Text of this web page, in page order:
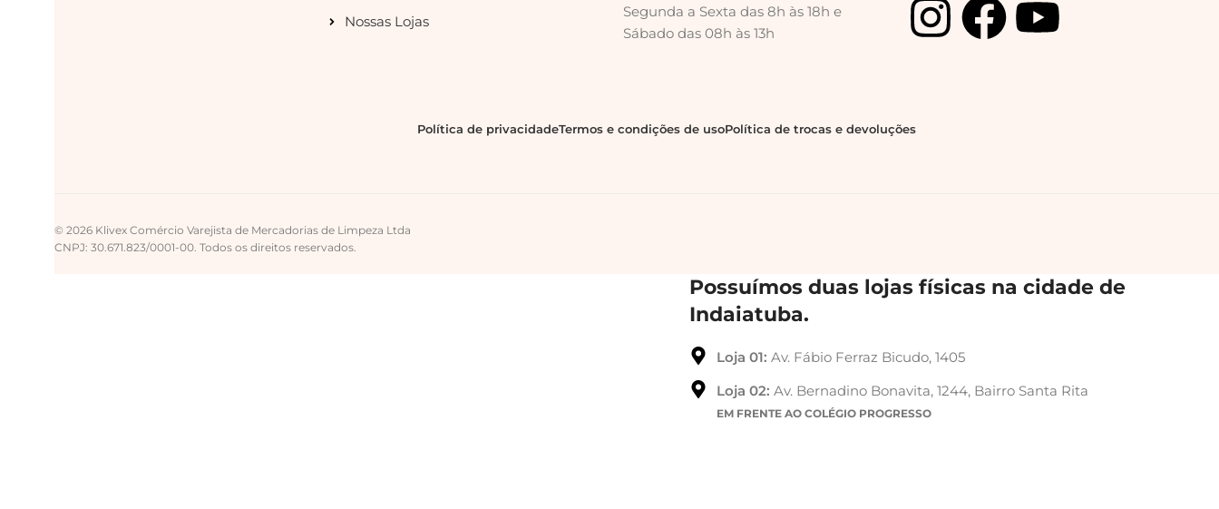
Nossas Lojas
Segunda a Sexta das 8h às 18h e
Sábado das 08h às 13h
Política de privacidadeTermos e condições de usoPolítica de trocas e devoluções
© 2026 Klivex Comércio Varejista de Mercadorias de Limpeza Ltda
CNPJ: 30.671.823/0001-00. Todos os direitos reservados.
Possuímos duas lojas físicas na cidade de
Indaiatuba.
Loja 01: Av. Fábio Ferraz Bicudo, 1405
Loja 02: Av. Bernadino Bonavita, 1244, Bairro Santa Rita
EM FRENTE AO COLÉGIO PROGRESSO